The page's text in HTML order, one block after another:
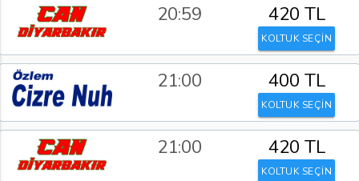
20:59 420 TL
KOLTUK SEÇİN
21:00 400 TL
KOLTUK SEÇİN
21:00 420 TL
KOLTUK SEÇİN